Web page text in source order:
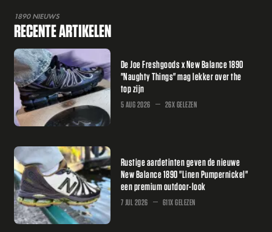
1890 NIEUWS
RECENTE ARTIKELEN
De Joe Freshgoods x New Balance 1890
"Naughty Things" mag lekker over the
top zijn
5 AUG 2026 26X GELEZEN
Rustige aardetinten geven de nieuwe
New Balance 1890 "Linen Pumpernickel"
een premium outdoor-look
7 JUL 2026 611X GELEZEN